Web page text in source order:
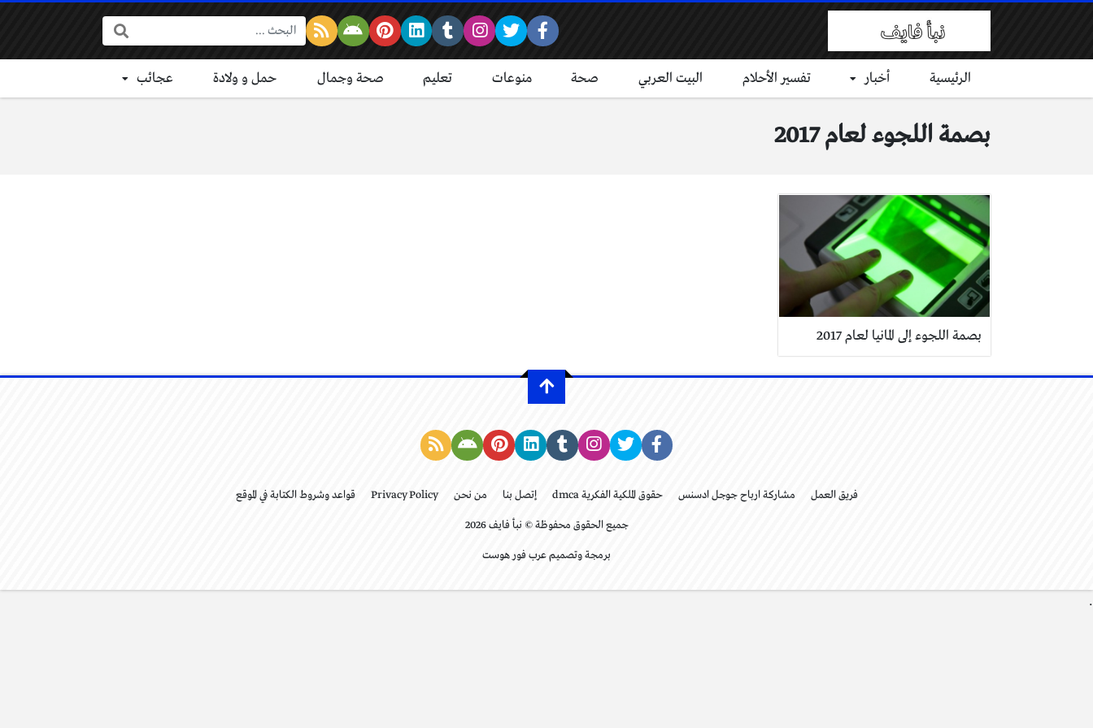
البحث:
الرئيسية أخبار تفسير الأحلام البيت العربي صحة منوعات تعليم صحة وجمال حمل و ولادة عجائب
بصمة اللجوء لعام 2017
بصمة اللجوء إلى المانيا لعام 2017
فريق العمل مشاركة ارباح جوجل ادسنس حقوق الملكية الفكرية dmca إتصل بنا من نحن Privacy Policy قواعد وشروط الكتابة في الموقع
جميع الحقوق محفوظة © نبأ فايف 2026
برمجة وتصميم عرب فور هوست
.